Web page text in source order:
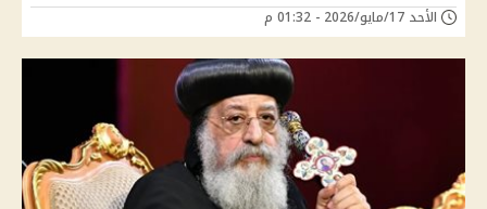
الأحد 17/مايو/2026 - 01:32 م